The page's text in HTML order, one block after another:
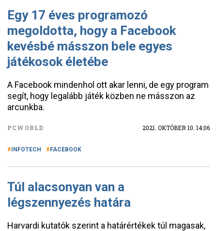
Egy 17 éves programozó
megoldotta, hogy a Facebook
kevésbé másszon bele egyes
játékosok életébe
A Facebook mindenhol ott akar lenni, de egy program
segít, hogy legalább játék közben ne másszon az
arcunkba.
PCWORLD 2021. OKTÓBER 10. 14:06
INFOTECH FACEBOOK
Túl alacsonyan van a
légszennyezés határa
Harvardi kutatók szerint a határértékek túl magasak,